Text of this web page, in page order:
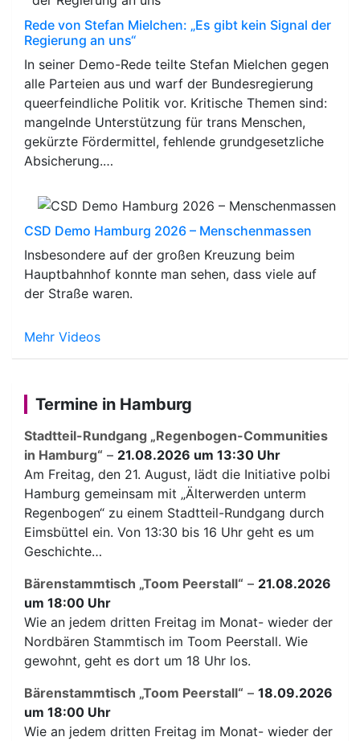
Rede von Stefan Mielchen: „Es gibt kein Signal der
Regierung an uns“
In seiner Demo-Rede teilte Stefan Mielchen gegen
alle Parteien aus und warf der Bundesregierung
queerfeindliche Politik vor. Kritische Themen sind:
mangelnde Unterstützung für trans Menschen,
gekürzte Fördermittel, fehlende grundgesetzliche
Absicherung.…
CSD Demo Hamburg 2026 – Menschenmassen
Insbesondere auf der großen Kreuzung beim
Hauptbahnhof konnte man sehen, dass viele auf
der Straße waren.
Mehr Videos
Termine in Hamburg
Stadtteil-Rundgang „Regenbogen-Communities
in Hamburg“ – 21.08.2026 um 13:30 Uhr
Am Freitag, den 21. August, lädt die Initiative polbi
Hamburg gemeinsam mit „Älterwerden unterm
Regenbogen“ zu einem Stadtteil-Rundgang durch
Eimsbüttel ein. Von 13:30 bis 16 Uhr geht es um
Geschichte…
Bärenstammtisch „Toom Peerstall“ – 21.08.2026
um 18:00 Uhr
Wie an jedem dritten Freitag im Monat- wieder der
Nordbären Stammtisch im Toom Peerstall. Wie
gewohnt, geht es dort um 18 Uhr los.
Bärenstammtisch „Toom Peerstall“ – 18.09.2026
um 18:00 Uhr
Wie an jedem dritten Freitag im Monat- wieder der